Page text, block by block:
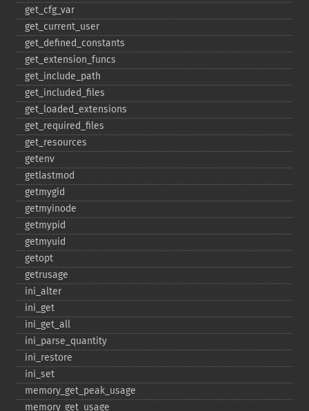
get_​cfg_​var
get_​current_​user
get_​defined_​constants
get_​extension_​funcs
get_​include_​path
get_​included_​files
get_​loaded_​extensions
get_​required_​files
get_​resources
getenv
getlastmod
getmygid
getmyinode
getmypid
getmyuid
getopt
getrusage
ini_​alter
ini_​get
ini_​get_​all
ini_​parse_​quantity
ini_​restore
ini_​set
memory_​get_​peak_​usage
memory_​get_​usage